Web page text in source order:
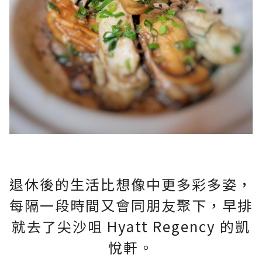
退休後的生活比想像中更多彩多姿，
每隔一段時間又會同朋友聚下，早排
就去了尖沙咀 Hyatt Regency 的凱
悅軒。